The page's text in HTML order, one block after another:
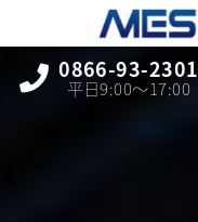
0866-93-2301
平日9:00〜17:00